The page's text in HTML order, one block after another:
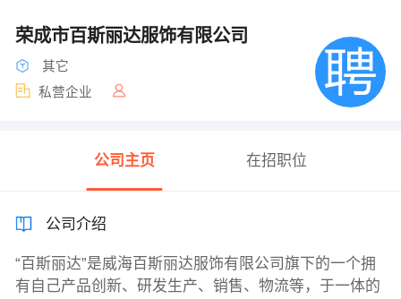
荣成市百斯丽达服饰有限公司
其它
私营企业
公司主页 在招职位
公司介绍
“百斯丽达”是威海百斯丽达服饰有限公司旗下的一个拥
有自己产品创新、研发生产、销售、物流等，于一体的